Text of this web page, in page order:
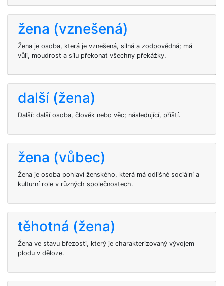
žena (vznešená)
Žena je osoba, která je vznešená, silná a zodpovědná; má
vůli, moudrost a sílu překonat všechny překážky.
další (žena)
Další: další osoba, člověk nebo věc; následující, příští.
žena (vůbec)
Žena je osoba pohlaví ženského, která má odlišné sociální a
kulturní role v různých společnostech.
těhotná (žena)
Žena ve stavu březosti, který je charakterizovaný vývojem
plodu v děloze.